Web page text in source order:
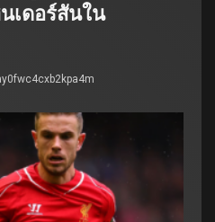
เดอร์สันใน